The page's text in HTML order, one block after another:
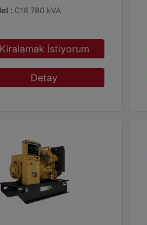
: C18 780 kVA
Kiralamak İstiyorum
Detay